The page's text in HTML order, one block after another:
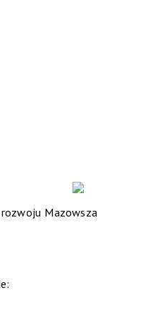
Mazowsza